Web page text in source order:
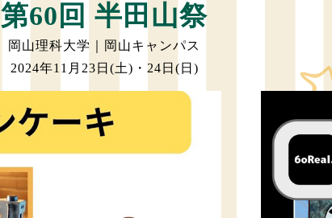
第60回 半田山祭
岡山理科大学｜岡山キャンパス
2024年11月23日(土)・24日(日)